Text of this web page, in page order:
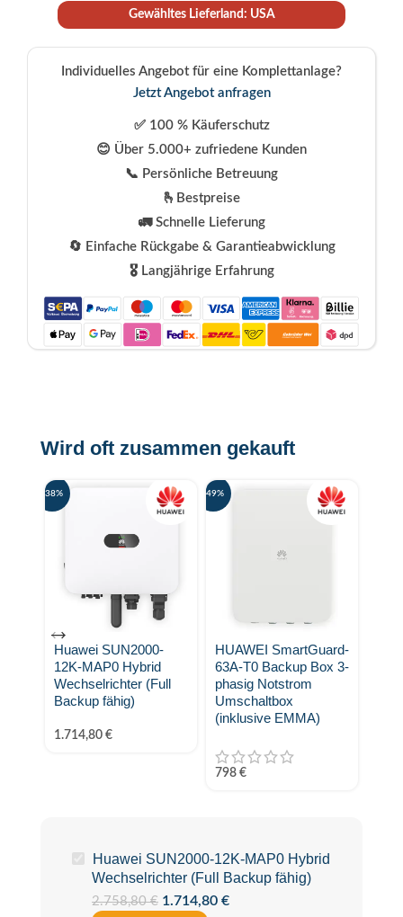
Gewähltes Lieferland: USA
Individuelles Angebot für eine Komplettanlage?
Jetzt Angebot anfragen
✅ 100 % Käuferschutz
😊 Über 5.000+ zufriedene Kunden
📞 Persönliche Betreuung
🫰Bestpreise
🚛 Schnelle Lieferung
🔄 Einfache Rückgabe & Garantieabwicklung
🎖️ Langjährige Erfahrung
Wird oft zusammen gekauft
-38%
Huawei SUN2000-
12K-MAP0 Hybrid
Wechselrichter (Full
Backup fähig)
1.714,80 €
-49%
HUAWEI SmartGuard-
63A-T0 Backup Box 3-
phasig Notstrom
Umschaltbox
(inklusive EMMA)
798 €
Huawei SUN2000-12K-MAP0 Hybrid
Wechselrichter (Full Backup fähig)
2.758,80€ 1.714,80 €